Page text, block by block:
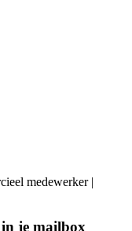
medewerker |
je mailbox